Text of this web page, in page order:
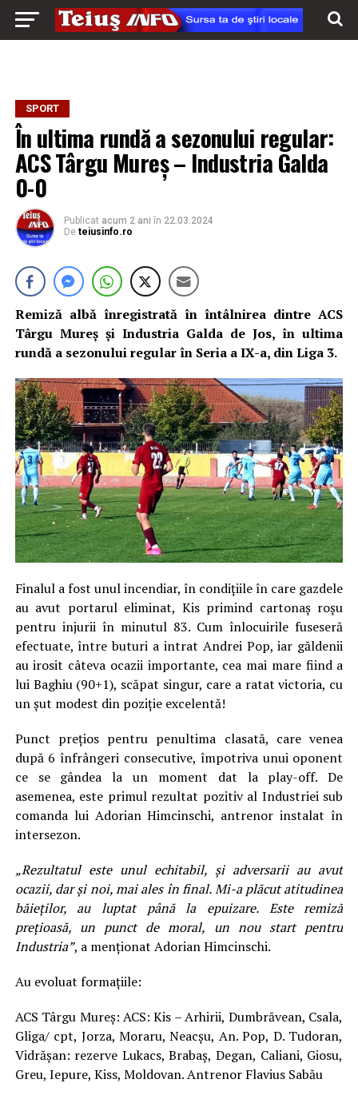
SPORT
În ultima rundă a sezonului regular:
ACS Târgu Mureș – Industria Galda
0-0
Publicat acum 2 ani în 22.03.2024
De teiusinfo.ro
Remiză albă înregistrată în întâlnirea dintre ACS
Târgu Mureș și Industria Galda de Jos, în ultima
rundă a sezonului regular în Seria a IX-a, din Liga 3.
Finalul a fost unul incendiar, în condițiile în care gazdele
au avut portarul eliminat, Kis primind cartonaș roșu
pentru injurii în minutul 83. Cum înlocuirile fuseseră
efectuate, între buturi a intrat Andrei Pop, iar găldenii
au irosit câteva ocazii importante, cea mai mare fiind a
lui Baghiu (90+1), scăpat singur, care a ratat victoria, cu
un șut modest din poziție excelentă!
Punct prețios pentru penultima clasată, care venea
după 6 înfrângeri consecutive, împotriva unui oponent
ce se gândea la un moment dat la play-off. De
asemenea, este primul rezultat pozitiv al Industriei sub
comanda lui Adorian Himcinschi, antrenor instalat în
intersezon.
„Rezultatul este unul echitabil, și adversarii au avut
ocazii, dar și noi, mai ales în final. Mi-a plăcut atitudinea
băieților, au luptat până la epuizare. Este remiză
prețioasă, un punct de moral, un nou start pentru
Industria”, a menționat Adorian Himcinschi.
Au evoluat formațiile:
ACS Târgu Mureș: ACS: Kis – Arhirii, Dumbrăvean, Csala,
Gliga/ cpt, Jorza, Moraru, Neacșu, An. Pop, D. Tudoran,
Vidrășan: rezerve Lukacs, Brabaș, Degan, Caliani, Giosu,
Greu, Iepure, Kiss, Moldovan. Antrenor Flavius Sabău